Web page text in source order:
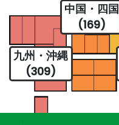
中国・四国
(169)
九州・沖縄
(309)